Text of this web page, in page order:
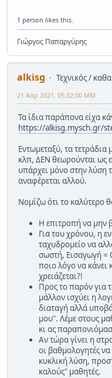
1 person likes this.
Γιώργος Παπαργύρης
alkisg
Τεχνικός /
21 Απρ 2021, 05:32:00 ΜΜ
Τα ίδια παράπονα είχα
https://alkisg.mysch.gr/
Εντωμεταξύ, τα τετράδια
κλπ, ΔΕΝ θεωρούνται ως
υπάρχει μόνο στην λύση
αναφέρεται αλλού.
Νομίζω ότι το καλύτερο
Η επιτροπή να μην
Για του χρόνου, η
ταχυδρομείο να
σωστή, Εισαγωγή =
ποιο λόγο να κάνει
χρειάζεται?!
Προς το παρόν για
μάλλον ισχύει η
διαταγή αλλά
μου". Λέμε στους
κι ας
Αν τώρα γίνει η
οι βαθμολογητές
κυκλική λύση,
καλούς" μαθητές.